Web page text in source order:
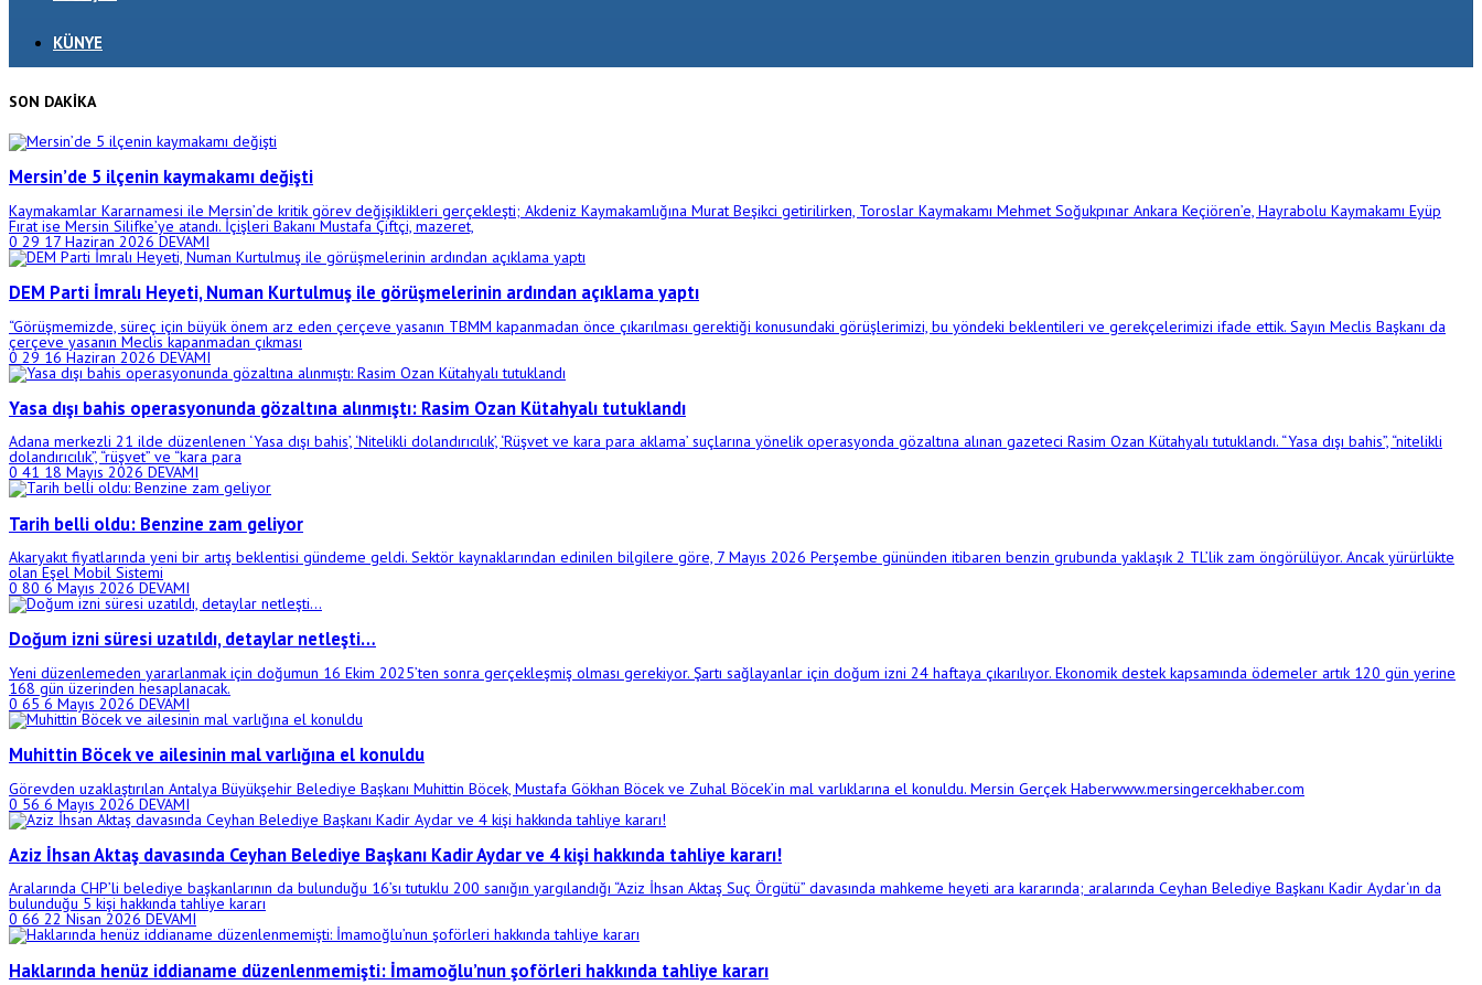
KÜNYE
SON DAKIKA
Mersin’de 5 ilçenin kaymakamı değişti
Kaymakamlar Kararnamesi ile Mersin’de kritik görev değişiklikleri gerçekleşti; Akdeniz Kaymakamlığına Murat Beşikci getirilirken, Toroslar Kaymakamı Mehmet Soğukpınar Ankara Keçiören’e, Hayrabolu Kaymakamı Eyüp
Fırat ise Mersin Silifke’ye atandı. İçişleri Bakanı Mustafa Çiftçi, mazeret,
0 29 17 Haziran 2026 DEVAMI
DEM Parti İmralı Heyeti, Numan Kurtulmuş ile görüşmelerinin ardından açıklama yaptı
“Görüşmemizde, süreç için büyük önem arz eden çerçeve yasanın TBMM kapanmadan önce çıkarılması gerektiği konusundaki görüşlerimizi, bu yöndeki beklentileri ve gerekçelerimizi ifade ettik. Sayın Meclis Başkanı da
çerçeve yasanın Meclis kapanmadan çıkması
0 29 16 Haziran 2026 DEVAMI
Yasa dışı bahis operasyonunda gözaltına alınmıştı: Rasim Ozan Kütahyalı tutuklandı
Adana merkezli 21 ilde düzenlenen ‘Yasa dışı bahis’, ‘Nitelikli dolandırıcılık’, ‘Rüşvet ve kara para aklama’ suçlarına yönelik operasyonda gözaltına alınan gazeteci Rasim Ozan Kütahyalı tutuklandı. “Yasa dışı bahis”, “nitelikli
dolandırıcılık”, “rüşvet” ve “kara para
0 41 18 Mayıs 2026 DEVAMI
Tarih belli oldu: Benzine zam geliyor
Akaryakıt fiyatlarında yeni bir artış beklentisi gündeme geldi. Sektör kaynaklarından edinilen bilgilere göre, 7 Mayıs 2026 Perşembe gününden itibaren benzin grubunda yaklaşık 2 TL’lik zam öngörülüyor. Ancak yürürlükte
olan Eşel Mobil Sistemi
0 80 6 Mayıs 2026 DEVAMI
Doğum izni süresi uzatıldı, detaylar netleşti…
Yeni düzenlemeden yararlanmak için doğumun 16 Ekim 2025’ten sonra gerçekleşmiş olması gerekiyor. Şartı sağlayanlar için doğum izni 24 haftaya çıkarılıyor. Ekonomik destek kapsamında ödemeler artık 120 gün yerine
168 gün üzerinden hesaplanacak.
0 65 6 Mayıs 2026 DEVAMI
Muhittin Böcek ve ailesinin mal varlığına el konuldu
Görevden uzaklaştırılan Antalya Büyükşehir Belediye Başkanı Muhittin Böcek, Mustafa Gökhan Böcek ve Zuhal Böcek’in mal varlıklarına el konuldu. Mersin Gerçek Haberwww.mersingercekhaber.com
0 56 6 Mayıs 2026 DEVAMI
Aziz İhsan Aktaş davasında Ceyhan Belediye Başkanı Kadir Aydar ve 4 kişi hakkında tahliye kararı!
Aralarında CHP’li belediye başkanlarının da bulunduğu 16’sı tutuklu 200 sanığın yargılandığı “Aziz İhsan Aktaş Suç Örgütü” davasında mahkeme heyeti ara kararında; aralarında Ceyhan Belediye Başkanı Kadir Aydar‘ın da
bulunduğu 5 kişi hakkında tahliye kararı
0 66 22 Nisan 2026 DEVAMI
Haklarında henüz iddianame düzenlenmemişti: İmamoğlu’nun şoförleri hakkında tahliye kararı